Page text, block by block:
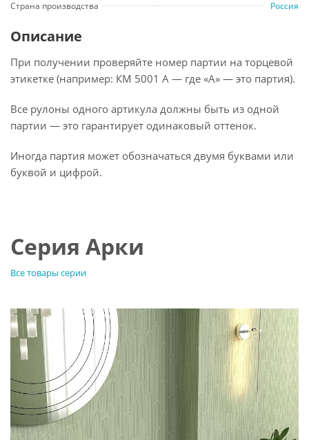
Описание
При получении проверяйте номер партии на торцевой
этикетке (например: КМ 5001 А — где «А» — это партия).
Все рулоны одного артикула должны быть из одной
партии — это гарантирует одинаковый оттенок.
Иногда партия может обозначаться двумя буквами или
буквой и цифрой.
Страна производства
Россия
Серия Арки
Все товары серии